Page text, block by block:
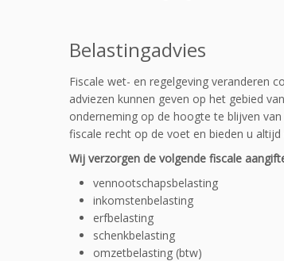
Belastingadvies
Fiscale wet- en regelgeving veranderen
adviezen kunnen geven op het gebied
onderneming op de hoogte te blijven
fiscale recht op de voet en bieden u altijd
Wij verzorgen de volgende fiscale
vennootschapsbelasting
inkomstenbelasting
erfbelasting
schenkbelasting
omzetbelasting (btw)